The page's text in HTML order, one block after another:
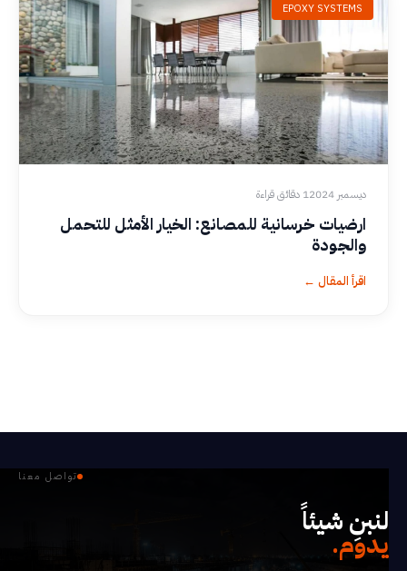
EPOXY SYSTEMS
ديسمبر 2024 1 دقائق قراءة
ارضيات خرسانية للمصانع​: الخيار الأمثل للتحمل
والجودة
اقرأ المقال ←
تواصل معنا
لنبنِ شيئاً
يدوم.